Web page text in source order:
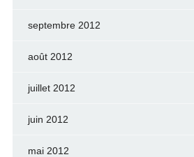
septembre 2012
août 2012
juillet 2012
juin 2012
mai 2012